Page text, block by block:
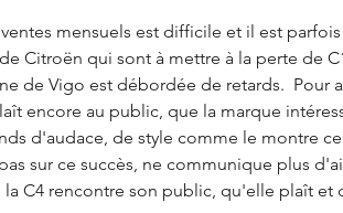
mensuels est difficile et il est
Citroën qui sont à mettre à la perte de
de Vigo est débordée de retards.  Pour
encore au public, que la marque
d'audace, de style comme le montre
sur ce succès, ne communique plus
C4 rencontre son public, qu'elle plaît et